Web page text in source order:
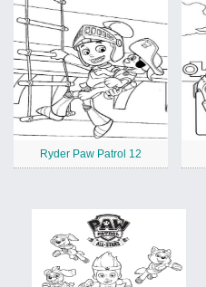
Ryder Paw Patrol 12